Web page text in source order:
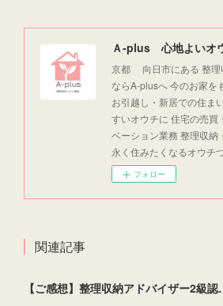
Ａ-plus 心地よいオ
京都 向日市にある 整理
ならA-plusへ 今のお家を
お引越し・新居での住ま
すいオウチに 住宅の売買
ベーション業務 整理収納
永く住みたくなるオウチ
フォロー
関連記事
【ご感想】